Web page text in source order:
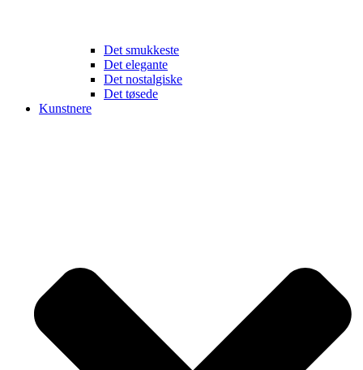
Det smukkeste
Det elegante
Det nostalgiske
Det tøsede
Kunstnere